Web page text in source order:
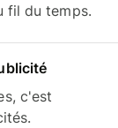
fil du temps.
c'est